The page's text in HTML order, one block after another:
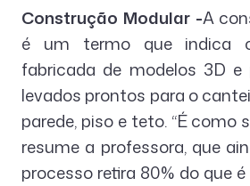
Construção Modular -A
é um termo que indica
fabricada de modelos 3D e
levados prontos para o
parede, piso e teto. “É como
resume a professora, que
processo retira 80% do que